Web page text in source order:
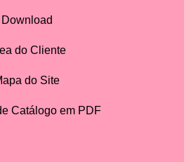
Download
do Cliente
do Site
Catálogo em PDF